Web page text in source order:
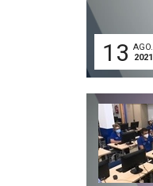
13 AGO.
2021